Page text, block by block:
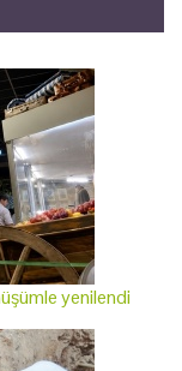
yenilendi